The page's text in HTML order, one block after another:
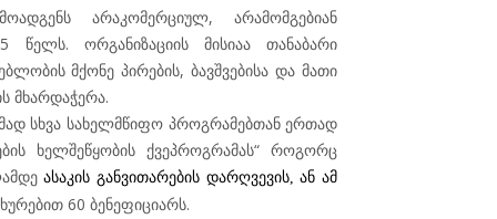
არაკომერციულ,არამომგებიან
წელს. ორგანიზაციის მისიაა
თანაბარი
მქონე პირების,ბავშვებისა და მათი
მხარდაჭერა.
სხვა სახელმწიფო პროგრამებთან ერთად
ხელშეწყობის ქვეპროგრამას“როგორც
ასაკის განვითარების დარღვევის,ან ამ
60 ბენეფიციარს.